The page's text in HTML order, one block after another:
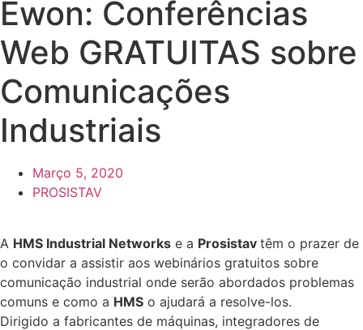
Ewon: Conferências
Web GRATUITAS sobre
Comunicações
Industriais
Março 5, 2020
PROSISTAV
A HMS Industrial Networks e a Prosistav têm o prazer de
o convidar a assistir aos webinários gratuitos sobre
comunicação industrial onde serão abordados problemas
comuns e como a HMS o ajudará a resolve-los.
Dirigido a fabricantes de máquinas, integradores de